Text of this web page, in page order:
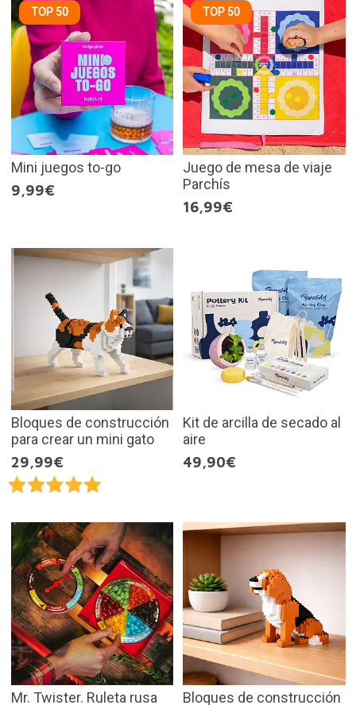
TOP 50
Mini juegos to-go
9,99€
TOP 50
Juego de mesa de viaje
Parchís
16,99€
Bloques de construcción
para crear un mini gato
29,99€
Kit de arcilla de secado al
aire
49,90€
Mr. Twister. Ruleta rusa
Bloques de construcción